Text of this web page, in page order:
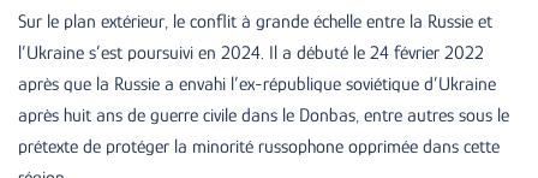
Sur le plan extérieur, le conflit à grande échelle entre la Russie et
l’Ukraine s’est poursuivi en 2024. Il a débuté le 24 février 2022
après que la Russie a envahi l’ex-république soviétique d’Ukraine
après huit ans de guerre civile dans le Donbas, entre autres sous le
prétexte de protéger la minorité russophone opprimée dans cette